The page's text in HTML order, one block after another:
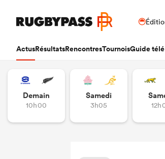
ActusRésultatsRencontresTournoisGuide télé
Demain
10h00
Samedi
3h05